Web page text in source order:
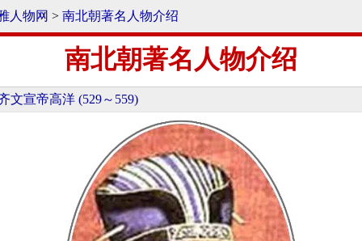
人物网 > 南北朝著名人物介绍
南北朝著名人物介绍
文宣帝高洋 (529～559)